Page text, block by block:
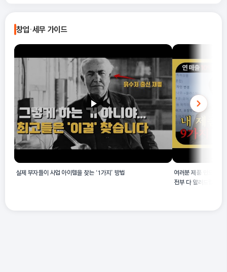
직조하여 원단을 만드는 후속 공정에 해당합니다. 따라서 소모사 제
조 활동만 수행한다면 13102 모 방적업으로 분류됩니다.
창업·세무 가이드
실제 부자들이 사업 아이템을 찾는 ‘1가지’ 방법
여러분 제품 만드는
전부 다 알려드립니다